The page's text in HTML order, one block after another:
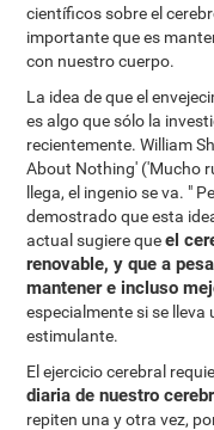
científicos sobre el
importante que es
con nuestro cuerpo.
La idea de que el
es algo que sólo la
recientemente. William
About Nothing' ('Mucho
llega, el ingenio se va. "
demostrado que esta
actual sugiere queel
renovable, y que a
mantener e incluso
especialmente si se
estimulante.
El ejercicio cerebral
diaria de nuestro
repiten una y otra vez,